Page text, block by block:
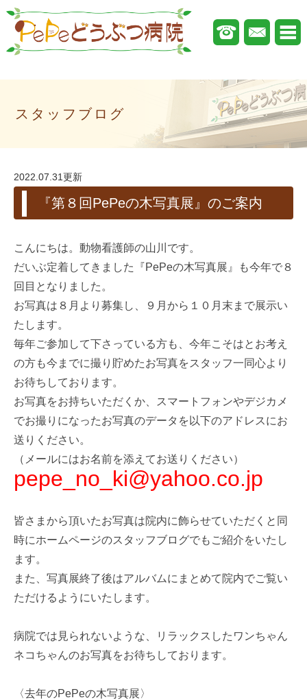
スタッフブログ
2022.07.31更新
『第８回PePeの木写真展』のご案内
こんにちは。動物看護師の山川です。
だいぶ定着してきました『PePeの木写真展』も今年で８
回目となりました。
お写真は８月より募集し、９月から１０月末まで展示い
たします。
毎年ご参加して下さっている方も、今年こそはとお考え
の方も今までに撮り貯めたお写真をスタッフ一同心より
お待ちしております。
お写真をお持ちいただくか、スマートフォンやデジカメ
でお撮りになったお写真のデータを以下のアドレスにお
送りください。
（メールにはお名前を添えてお送りください）
pepe_no_ki@yahoo.co.jp
皆さまから頂いたお写真は院内に飾らせていただくと同
時にホームページのスタッフブログでもご紹介をいたし
ます。
また、写真展終了後はアルバムにまとめて院内でご覧い
ただけるようにいたします。
病院では見られないような、リラックスしたワンちゃん
ネコちゃんのお写真をお待ちしております。
〈去年のPePeの木写真展〉